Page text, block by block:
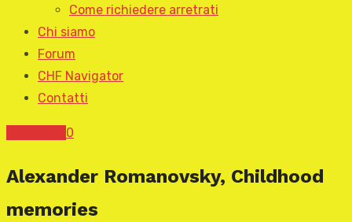
Come richiedere arretrati
Chi siamo
Forum
CHF Navigator
Contatti
0
Alexander Romanovsky, Childhood
memories